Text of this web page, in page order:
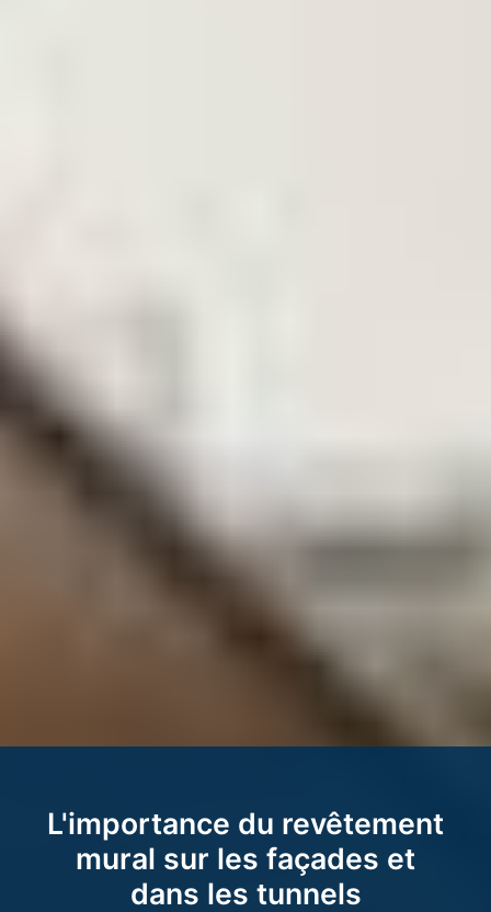
L'importance du revêtement
mural sur les façades et
dans les tunnels